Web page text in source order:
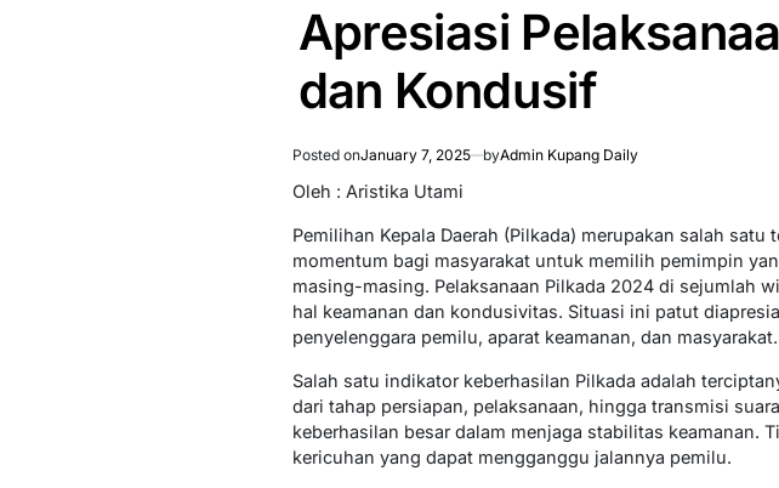
Apresiasi
dan Kondusif
Posted onJanuary 7, 2025 byAdmin Kupang Daily
Oleh : Aristika Utami
Pemilihan Kepala Daerah (Pilkada) merupakan salah
momentum bagi masyarakat untuk memilih pemimpin
masing-masing. Pelaksanaan Pilkada 2024 di sejumlah
hal keamanan dan kondusivitas. Situasi ini patut
penyelenggara pemilu, aparat keamanan, dan masyarakat.
Salah satu indikator keberhasilan Pilkada adalah
dari tahap persiapan, pelaksanaan, hingga transmisi
keberhasilan besar dalam menjaga stabilitas keamanan.
kericuhan yang dapat mengganggu jalannya pemilu.